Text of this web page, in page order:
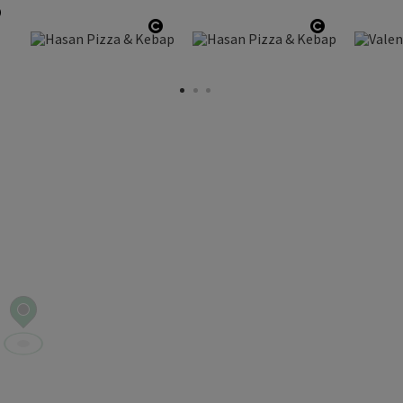
copyright
copyright
otevřít copyright otevřít